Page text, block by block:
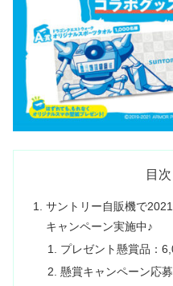
目次
サントリー自販機で
キャンペーン実施中♪
プレゼント懸賞品：
懸賞キャンペーン応